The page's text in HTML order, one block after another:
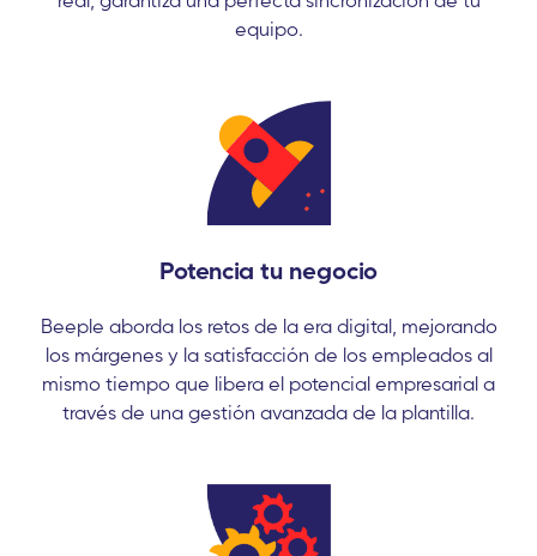
equipo.
Potencia tu negocio
Beeple aborda los retos de la era digital, mejorando
los márgenes y la satisfacción de los empleados al
mismo tiempo que libera el potencial empresarial a
través de una gestión avanzada de la plantilla.